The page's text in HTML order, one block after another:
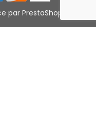
PrestaShop™